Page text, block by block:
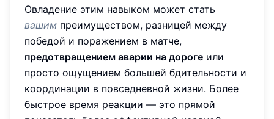
Овладение этим навыком может стать
вашим преимуществом, разницей между
победой и поражением в матче,
предотвращением аварии на дороге или
просто ощущением большей бдительности и
координации в повседневной жизни. Более
быстрое время реакции — это прямой